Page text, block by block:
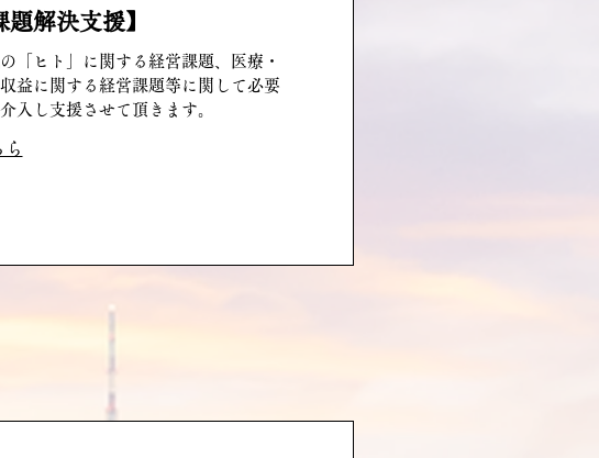
題解決支援】
「ヒト」に関する経営課題、医療・
益に関する経営課題等に関して必要
入し支援させて頂きます。
ら